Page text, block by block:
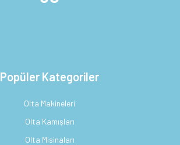
Popüler Kategoriler
Olta Makineleri
Olta Kamışları
Olta Misinaları